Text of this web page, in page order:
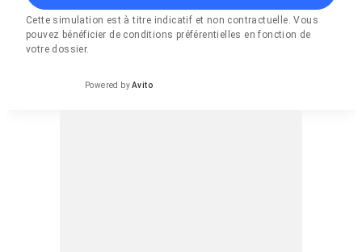
Cette simulation est à titre indicatif et non contractuelle. Vous
pouvez bénéficier de conditions préférentielles en fonction de
votre dossier.
Powered byAvito